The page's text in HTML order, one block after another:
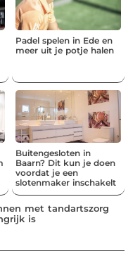
Padel spelen in Ede en
meer uit je potje halen
Buitengesloten in
Baarn? Dit kun je doen
voordat je een
slotenmaker inschakelt
met tandartszorg
is